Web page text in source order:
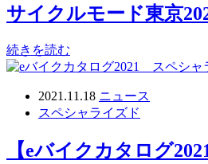
サイクルモード東京
続きを読む
2021.11.18 ニュース
スペシャライズド
【eバイクカタログ